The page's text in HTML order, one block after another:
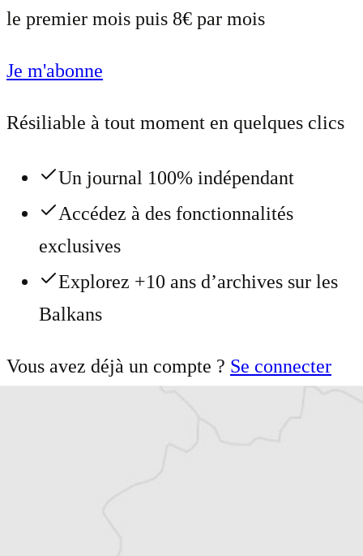
le premier mois puis 8€ par mois
Je m'abonne
Résiliable à tout moment en quelques clics
Un journal 100% indépendant
Accédez à des fonctionnalités
exclusives
Explorez +10 ans d’archives sur les
Balkans
Vous avez déjà un compte ? Se connecter